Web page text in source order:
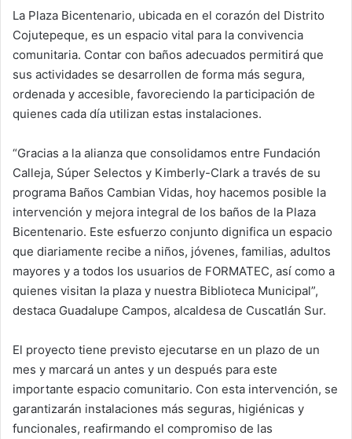
La Plaza Bicentenario, ubicada en el corazón del Distrito
Cojutepeque, es un espacio vital para la convivencia
comunitaria. Contar con baños adecuados permitirá que
sus actividades se desarrollen de forma más segura,
ordenada y accesible, favoreciendo la participación de
quienes cada día utilizan estas instalaciones.
“Gracias a la alianza que consolidamos entre Fundación
Calleja, Súper Selectos y Kimberly-Clark a través de su
programa Baños Cambian Vidas, hoy hacemos posible la
intervención y mejora integral de los baños de la Plaza
Bicentenario. Este esfuerzo conjunto dignifica un espacio
que diariamente recibe a niños, jóvenes, familias, adultos
mayores y a todos los usuarios de FORMATEC, así como a
quienes visitan la plaza y nuestra Biblioteca Municipal”,
destaca Guadalupe Campos, alcaldesa de Cuscatlán Sur.
El proyecto tiene previsto ejecutarse en un plazo de un
mes y marcará un antes y un después para este
importante espacio comunitario. Con esta intervención, se
garantizarán instalaciones más seguras, higiénicas y
funcionales, reafirmando el compromiso de las